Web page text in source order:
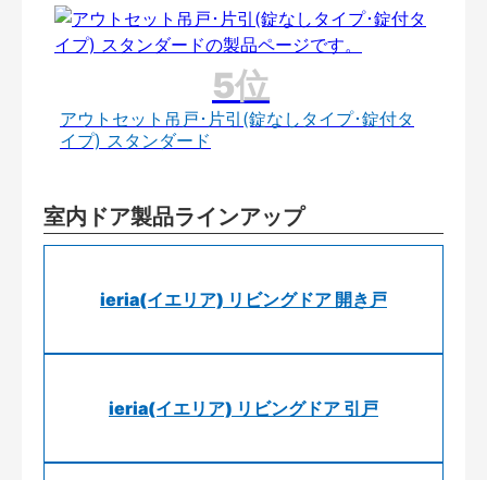
アウトセット吊戸･片引(錠なしタイプ･錠付タ
イプ) スタンダード
室内ドア製品ラインアップ
ieria(イエリア) リビングドア 開き戸
ieria(イエリア) リビングドア 引戸